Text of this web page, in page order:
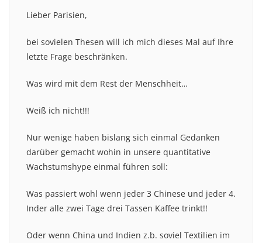
Lieber Parisien,
bei sovielen Thesen will ich mich dieses Mal auf Ihre
letzte Frage beschränken.
Was wird mit dem Rest der Menschheit…
Weiß ich nicht!!!
Nur wenige haben bislang sich einmal Gedanken
darüber gemacht wohin in unsere quantitative
Wachstumshype einmal führen soll:
Was passiert wohl wenn jeder 3 Chinese und jeder 4.
Inder alle zwei Tage drei Tassen Kaffee trinkt!!
Oder wenn China und Indien z.b. soviel Textilien im